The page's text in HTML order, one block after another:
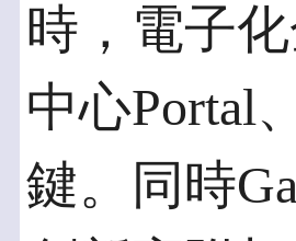
時，電子
中心Portal
鍵。同時